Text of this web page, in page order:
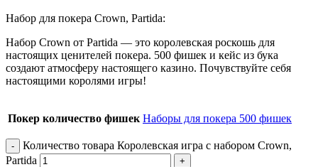
Набор для покера Crown, Partida:
Набор Crown от Partida — это королевская роскошь для
настоящих ценителей покера. 500 фишек и кейс из бука
создают атмосферу настоящего казино. Почувствуйте себя
настоящими королями игры!
Покер количество фишек Наборы для покера 500 фишек
Количество товара Королевская игра с набором Crown,
Partida